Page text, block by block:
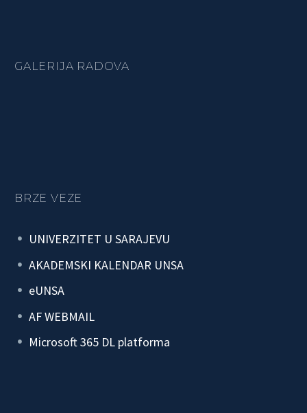
GALERIJA RADOVA
BRZE VEZE
UNIVERZITET U SARAJEVU
AKADEMSKI KALENDAR UNSA
eUNSA
AF WEBMAIL
Microsoft 365 DL platforma